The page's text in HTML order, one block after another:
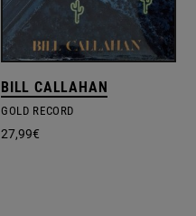
BILL CALLAHAN
GOLD RECORD
27,99€